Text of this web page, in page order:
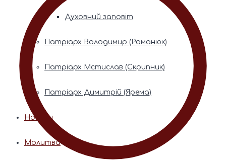
Духовний заповіт
Патріарх Володимир (Романюк)
Патріарх Мстислав (Скрипник)
Патріарх Димитрій (Ярема)
Новини
Молитва